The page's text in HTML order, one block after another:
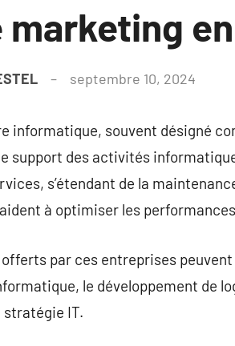
marketing
septembre 10, 2024
informatique, souvent désigné
support des activités
s’étendant de la
à optimiser les
par ces entreprises
le développement de
stratégie IT.